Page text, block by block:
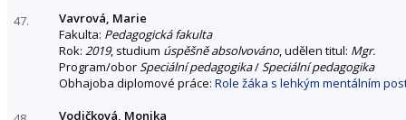
47.
Vavrová, Marie
Fakulta: Pedagogická fakulta
Rok: 2019, studium úspěšně absolvováno, udělen titul: Mgr.
Program/oborSpeciální pedagogika/Speciální pedagogika
Obhajoba diplomové práce: Role žáka s lehkým mentálním
Vodičková, Monika